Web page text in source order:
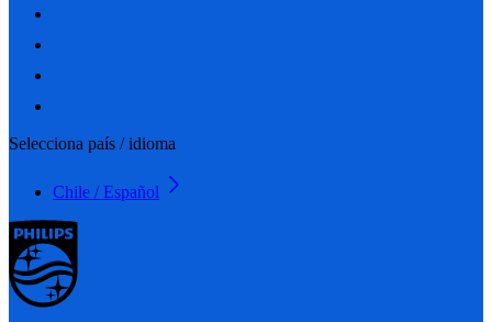
Selecciona país / idioma
Chile / Español